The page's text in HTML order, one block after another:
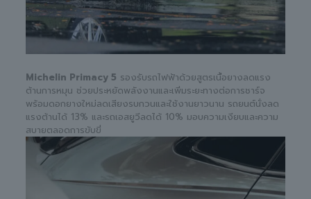
Michelin Primacy 5 รองรับรถไฟฟ้าด้วยสูตรเนื้อยางลดแรง
ต้านการหมุน ช่วยประหยัดพลังงานและเพิ่มระยะทางต่อการชาร์จ
พร้อมดอกยางใหม่ลดเสียงรบกวนและใช้งานยาวนาน รถยนต์นั่งลด
แรงต้านได้ 13% และรถเอสยูวีลดได้ 10% มอบความเงียบและความ
สบายตลอดการขับขี่